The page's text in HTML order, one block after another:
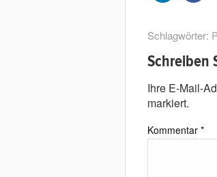
Schlagwörter:
Schreiben
Ihre E-Mail-
markiert.
Kommentar *